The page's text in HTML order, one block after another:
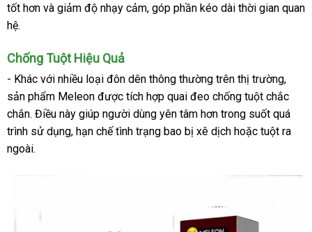
tốt hơn và giảm độ nhạy cảm, góp phần kéo dài thời gian quan
hệ.
Chống Tuột Hiệu Quả
- Khác với nhiều loại đôn dên thông thường trên thị trường,
sản phẩm Meleon được tích hợp quai đeo chống tuột chắc
chắn. Điều này giúp người dùng yên tâm hơn trong suốt quá
trình sử dụng, hạn chế tình trạng bao bị xê dịch hoặc tuột ra
ngoài.